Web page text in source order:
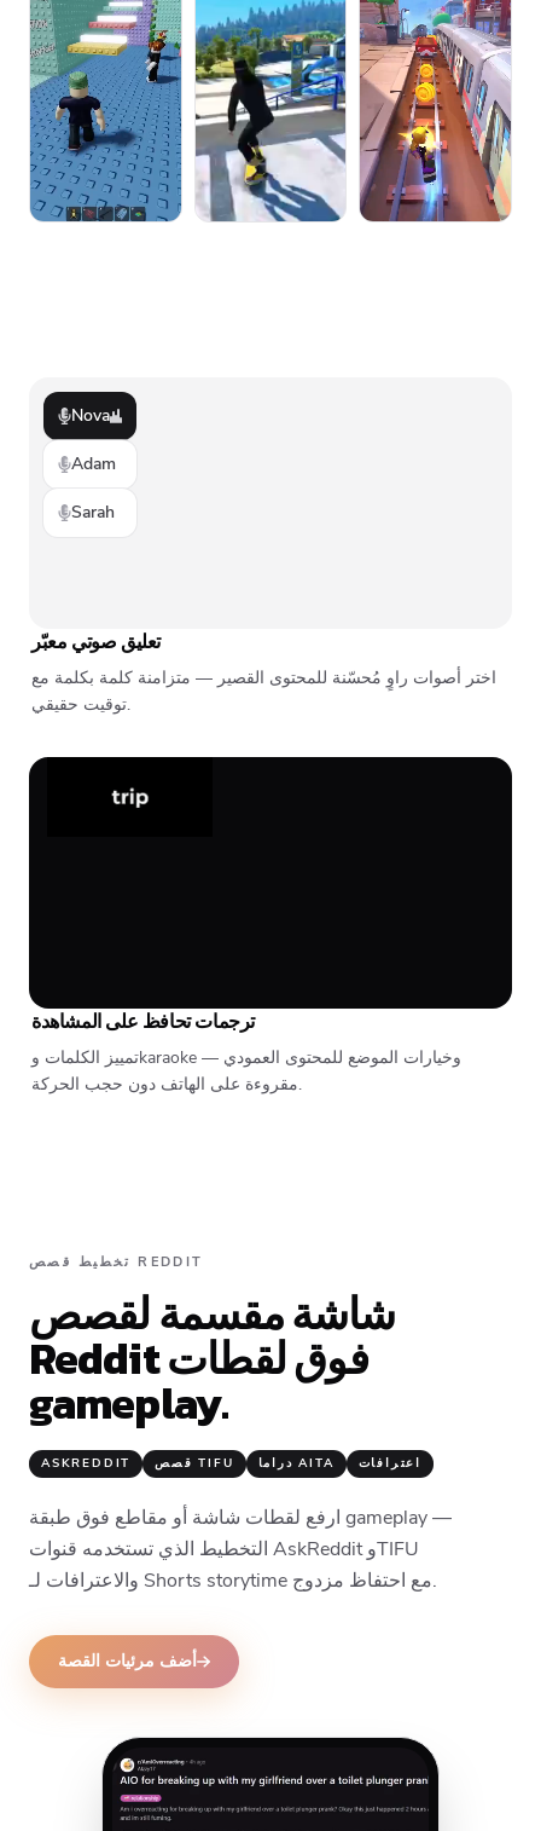
Nova
Adam
Sarah
تعليق صوتي معبّر
اختر أصوات راوٍ مُحسّنة للمحتوى القصير — متزامنة كلمة بكلمة مع
توقيت حقيقي.
ترجمات تحافظ على المشاهدة
تمييز الكلمات وkaraoke وخيارات الموضع للمحتوى العمودي —
مقروءة على الهاتف دون حجب الحركة.
تخطيط قصص REDDIT
شاشة مقسمة لقصص
Reddit فوق لقطات
gameplay.
ASKREDDIT قصص TIFU دراما AITA اعترافات
ارفع لقطات شاشة أو مقاطع فوق طبقة gameplay —
التخطيط الذي تستخدمه قنوات AskReddit وTIFU
والاعترافات لـ Shorts storytime مع احتفاظ مزدوج.
أضف مرئيات القصة